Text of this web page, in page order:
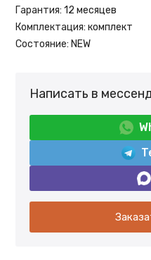
Гарантия: 12 месяцев
Комплектация: комплект
Состояние: NEW
Написать в